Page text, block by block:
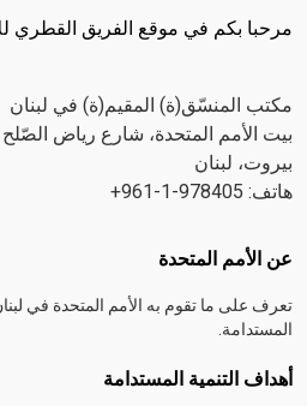
مرحبا بكم في موقع الفريق القطري
مكتب المنسّق(ة) المقيم(ة) في لبنان
بيت الأمم المتحدة، شارع رياض الصّلح
بيروت، لبنان
هاتف: 978405-1-961+
Footer menu
عن الأمم المتحدة
تعرف على ما تقوم به الأمم المتحدة في
المستدامة.
أهداف التنمية المستدامة